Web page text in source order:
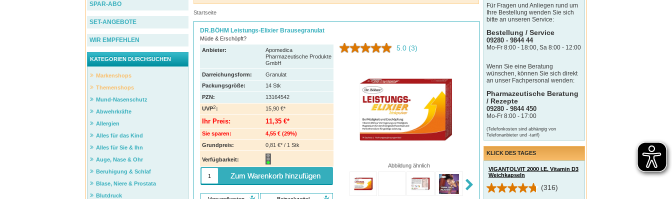
Startseite
DR.BÖHM Leistungs-Elixier Brausegranulat
Müde & Erschöpft?
5.0 (3)
Abbildung ähnlich
Anbieter:
Apomedica
Pharmazeutische Produkte
GmbH
Darreichungsform:
Granulat
Packungsgröße:
14 Stk
PZN:
13164542
UVP2: 15,90 €*
Ihr Preis: 11,35 €*
Sie sparen: 4,55 € (29%)
Grundpreis:
0,81 €* / 1 Stk
Verfügbarkeit:
Zum Warenkorb hinzufügen
SPAR-ABO
SET-ANGEBOTE
WIR EMPFEHLEN
KATEGORIEN DURCHSUCHEN
Markenshops
Themenshops
Mund-Nasenschutz
Abwehrkräfte
Allergien
Alles für das Kind
Alles für Sie & Ihn
Auge, Nase & Ohr
Beruhigung & Schlaf
Blase, Niere & Prostata
Blutdruck
Für Fragen und Anliegen rund um
Ihre Bestellung wenden Sie sich
bitte an unseren Service:
Bestellung / Service
09280 - 9844 44
Mo-Fr 8:00 - 18:00, Sa 8:00 - 12:00
Wenn Sie eine Beratung
wünschen, können Sie sich direkt
an unser Fachpersonal wenden:
Pharmazeutische Beratung
/ Rezepte
09280 - 9844 450
Mo-Fr 8:00 - 17:00
(Telefonkosten sind abhängig von
Telefonanbieter und -tarif)
KLICK DES TAGES
VIGANTOLVIT 2000 I.E. Vitamin D3
Weichkapseln
(316)